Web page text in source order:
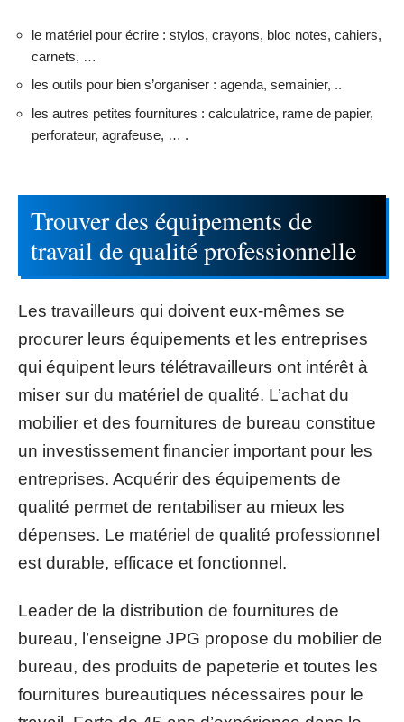
le matériel pour écrire : stylos, crayons, bloc notes, cahiers,
carnets, …
les outils pour bien s’organiser : agenda, semainier, ..
les autres petites fournitures : calculatrice, rame de papier,
perforateur, agrafeuse, … .
Trouver des équipements de
travail de qualité professionnelle
Les travailleurs qui doivent eux-mêmes se
procurer leurs équipements et les entreprises
qui équipent leurs télétravailleurs ont intérêt à
miser sur du matériel de qualité. L’achat du
mobilier et des fournitures de bureau constitue
un investissement financier important pour les
entreprises. Acquérir des équipements de
qualité permet de rentabiliser au mieux les
dépenses. Le matériel de qualité professionnel
est durable, efficace et fonctionnel.
Leader de la distribution de fournitures de
bureau, l’enseigne JPG propose du mobilier de
bureau, des produits de papeterie et toutes les
fournitures bureautiques nécessaires pour le